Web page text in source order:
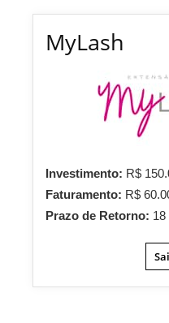
MyLash
Investimento: R$
Faturamento: R$
Prazo de Retorno: 18